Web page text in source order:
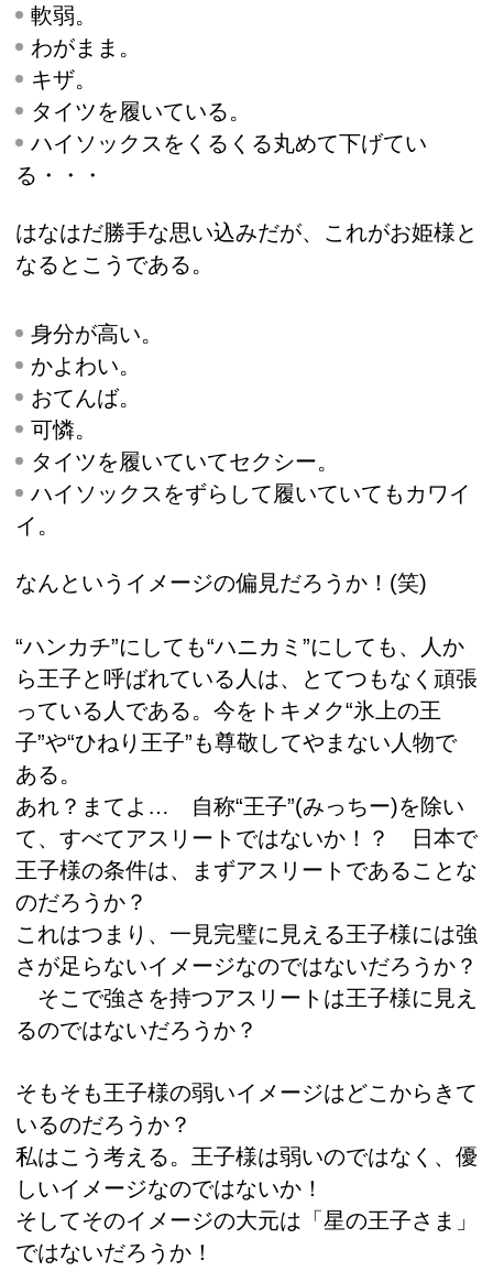
軟弱。
わがまま。
キザ。
タイツを履いている。
ハイソックスをくるくる丸めて下げてい
る・・・
はなはだ勝手な思い込みだが、これがお姫様と
なるとこうである。
身分が高い。
かよわい。
おてんば。
可憐。
タイツを履いていてセクシー。
ハイソックスをずらして履いていてもカワイ
イ。
なんというイメージの偏見だろうか！(笑)
“ハンカチ”にしても“ハニカミ”にしても、人か
ら王子と呼ばれている人は、とてつもなく頑張
っている人である。今をトキメク“氷上の王
子”や“ひねり王子”も尊敬してやまない人物で
ある。
あれ？まてよ… 自称“王子”(みっちー)を除い
て、すべてアスリートではないか！？ 日本で
王子様の条件は、まずアスリートであることな
のだろうか？
これはつまり、一見完璧に見える王子様には強
さが足らないイメージなのではないだろうか？
そこで強さを持つアスリートは王子様に見え
るのではないだろうか？
そもそも王子様の弱いイメージはどこからきて
いるのだろうか？
私はこう考える。王子様は弱いのではなく、優
しいイメージなのではないか！
そしてそのイメージの大元は「星の王子さま」
ではないだろうか！